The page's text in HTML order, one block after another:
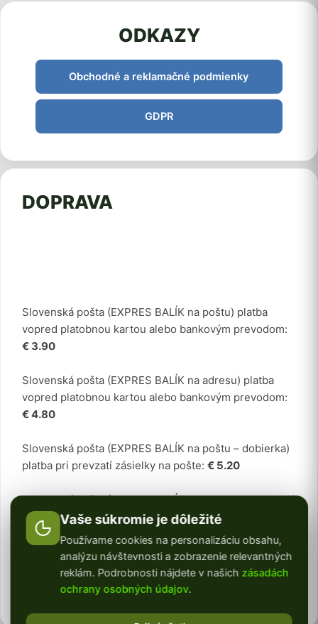
ODKAZY
Obchodné a reklamačné podmienky
GDPR
DOPRAVA
Slovenská pošta (EXPRES BALÍK na poštu) platba
vopred platobnou kartou alebo bankovým prevodom:
€ 3.90
Slovenská pošta (EXPRES BALÍK na adresu) platba
vopred platobnou kartou alebo bankovým prevodom:
€ 4.80
Slovenská pošta (EXPRES BALÍK na poštu – dobierka)
platba pri prevzatí zásielky na pošte: € 5.20
Slovenská pošta (EXPRES BALÍK na adresu – dobierka)
platba pri prevzatí zásielky:€ 5.90
Stabilizovaný mach a kvety odosielame v pracovné dni
do 24 hodín z nášho skladu v Nitre a to Slovenskou
poštou a vždy ako expres balík, aby ste mali svoju
objednávku čo najskôr doručenú.
Vaše súkromie je dôležité
Používame cookies na personalizáciu obsahu,
analýzu návštevnosti a zobrazenie relevantných
reklám. Podrobnosti nájdete v našich zásadách
ochrany osobných údajov.